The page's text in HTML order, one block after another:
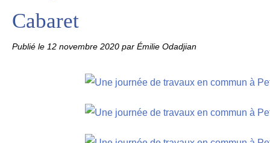
Cabaret
Publié le 12 novembre 2020 par Émilie Odadjian